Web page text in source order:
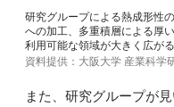
研究グループによる熱成形性
への加工、多重積層による厚
利用可能な領域が大きく広がる
資料提供：大阪大学 産業科学
また、研究グループが